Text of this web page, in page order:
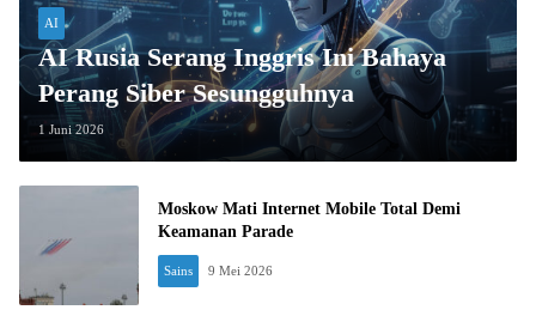
AI
AI Rusia Serang Inggris Ini Bahaya
Perang Siber Sesungguhnya
1 Juni 2026
Moskow Mati Internet Mobile Total Demi
Keamanan Parade
Sains 9 Mei 2026